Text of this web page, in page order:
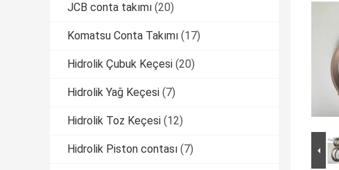
JCB conta takımı (20)
Komatsu Conta Takımı (17)
Hidrolik Çubuk Keçesi (20)
Hidrolik Yağ Keçesi (7)
Hidrolik Toz Keçesi (12)
Hidrolik Piston contası (7)